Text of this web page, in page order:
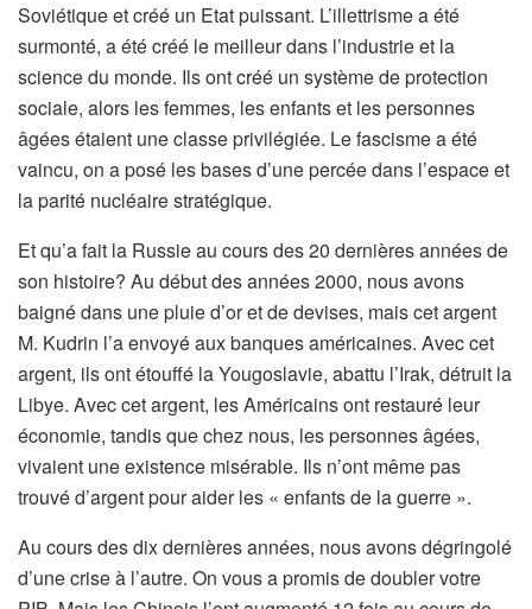
Soviétique et créé un Etat puissant. L’illettrisme a été
surmonté, a été créé le meilleur dans l’industrie et la
science du monde. Ils ont créé un système de protection
sociale, alors les femmes, les enfants et les personnes
âgées étaient une classe privilégiée. Le fascisme a été
vaincu, on a posé les bases d’une percée dans l’espace et
la parité nucléaire stratégique.
Et qu’a fait la Russie au cours des 20 dernières années de
son histoire? Au début des années 2000, nous avons
baigné dans une pluie d’or et de devises, mais cet argent
M. Kudrin l’a envoyé aux banques américaines. Avec cet
argent, ils ont étouffé la Yougoslavie, abattu l’Irak, détruit la
Libye. Avec cet argent, les Américains ont restauré leur
économie, tandis que chez nous, les personnes âgées,
vivaient une existence misérable. Ils n’ont même pas
trouvé d’argent pour aider les « enfants de la guerre ».
Au cours des dix dernières années, nous avons dégringolé
d’une crise à l’autre. On vous a promis de doubler votre